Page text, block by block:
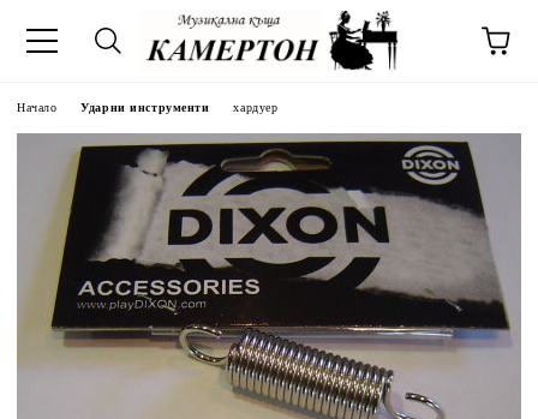
Начало Ударни инструменти хардуер